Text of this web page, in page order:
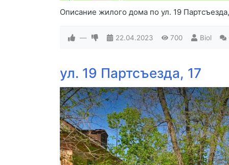
Описание жилого дома по ул. 19
— 22.04.2023 700 Biol
ул. 19 Партсъезда, 17